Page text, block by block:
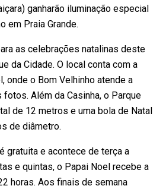
ganharão iluminação especial
em Praia Grande.
as celebrações natalinas deste
da Cidade. O local conta com a
onde o Bom Velhinho atende a
fotos. Além da Casinha, o Parque
de 12 metros e uma bola de Natal
de diâmetro.
gratuita e acontece de terça a
e quintas, o Papai Noel recebe a
horas. Aos finais de semana